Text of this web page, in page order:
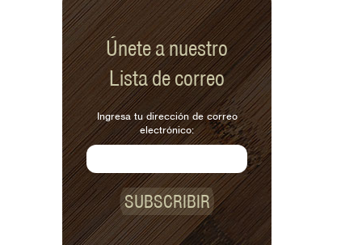
Únete a nuestro
Lista de correo
Ingresa tu dirección de correo
electrónico:
SUBSCRIBIR